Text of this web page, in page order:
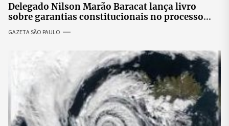
Delegado Nilson Marão Baracat lança livro
sobre garantias constitucionais no processo
penal brasileiro
GAZETA SÃO PAULO